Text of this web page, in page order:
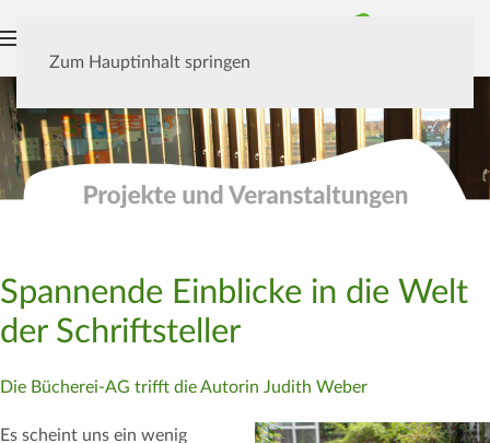
Zum Hauptinhalt springen
Spannende Einblicke in die Welt
der Schriftsteller
Die Bücherei-AG trifft die Autorin Judith Weber
Es scheint uns ein wenig